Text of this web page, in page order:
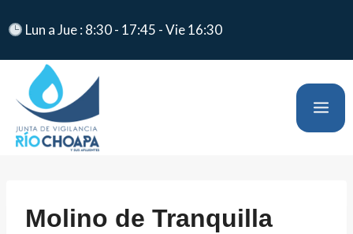
Lun a Jue : 8:30 - 17:45 - Vie 16:30
Molino de Tranquilla